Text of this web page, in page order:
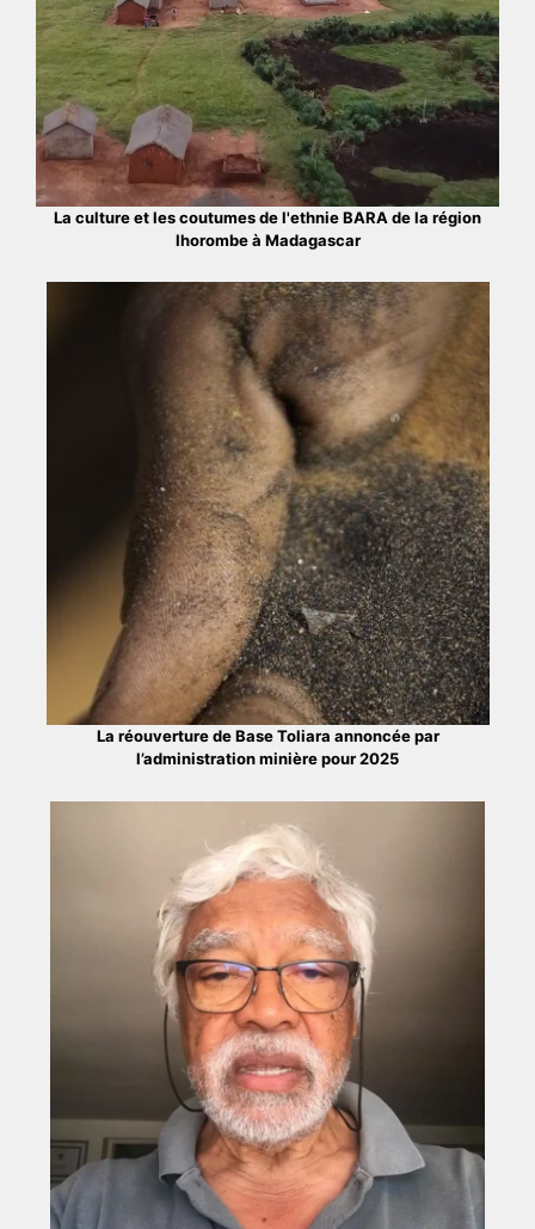
La culture et les coutumes de l'ethnie BARA de la région
Ihorombe à Madagascar
La réouverture de Base Toliara annoncée par
l’administration minière pour 2025